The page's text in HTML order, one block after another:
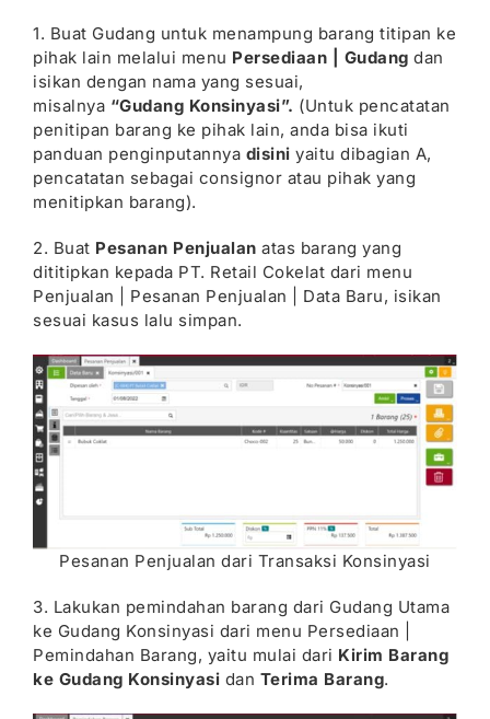
1. Buat Gudang untuk menampung barang titipan ke
pihak lain melalui menu Persediaan | Gudang dan
isikan dengan nama yang sesuai,
misalnya “Gudang Konsinyasi”. (Untuk pencatatan
penitipan barang ke pihak lain, anda bisa ikuti
panduan penginputannya disini yaitu dibagian A,
pencatatan sebagai consignor atau pihak yang
menitipkan barang).
2. Buat Pesanan Penjualan atas barang yang
dititipkan kepada PT. Retail Cokelat dari menu
Penjualan | Pesanan Penjualan | Data Baru, isikan
sesuai kasus lalu simpan.
Pesanan Penjualan dari Transaksi Konsinyasi
3. Lakukan pemindahan barang dari Gudang Utama
ke Gudang Konsinyasi dari menu Persediaan |
Pemindahan Barang, yaitu mulai dari Kirim Barang
ke Gudang Konsinyasi dan Terima Barang.